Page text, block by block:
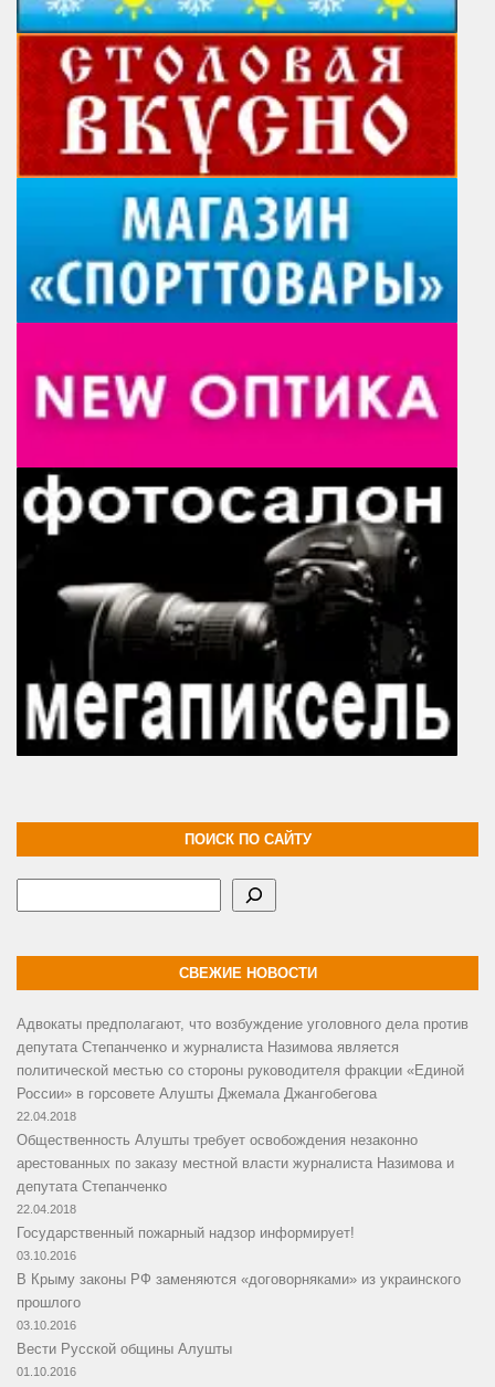
ПОИСК ПО САЙТУ
СВЕЖИЕ НОВОСТИ
Адвокаты предполагают, что возбуждение уголовного дела против
депутата Степанченко и журналиста Назимова является
политической местью со стороны руководителя фракции «Единой
России» в горсовете Алушты Джемала Джангобегова
22.04.2018
Общественность Алушты требует освобождения незаконно
арестованных по заказу местной власти журналиста Назимова и
депутата Степанченко
22.04.2018
Государственный пожарный надзор информирует!
03.10.2016
В Крыму законы РФ заменяются «договорняками» из украинского
прошлого
03.10.2016
Вести Русской общины Алушты
01.10.2016